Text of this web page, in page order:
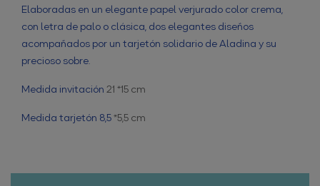
Elaboradas en un elegante papel verjurado color crema,
con letra de palo o clásica, dos elegantes diseños
acompañados por un tarjetón solidario de Aladina y su
precioso sobre.
Medida invitación21 *15 cm
Medida tarjetón 8,5*5,5 cm